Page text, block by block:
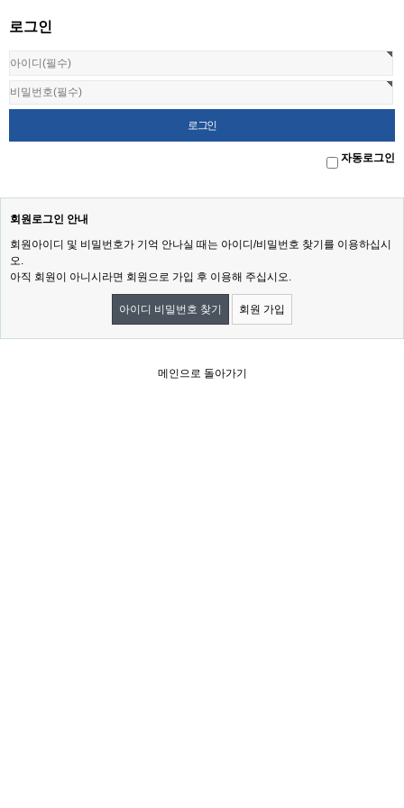
로그인
자동로그인
회원로그인 안내
회원아이디 및 비밀번호가 기억 안나실 때는 아이디/비밀번호 찾기를 이용하십시
오.
아직 회원이 아니시라면 회원으로 가입 후 이용해 주십시오.
아이디 비밀번호 찾기 회원 가입
메인으로 돌아가기